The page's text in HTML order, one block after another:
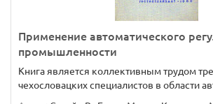
Применение автоматического
промышленности
Книга является коллективным трудом
чехословацких специалистов в области